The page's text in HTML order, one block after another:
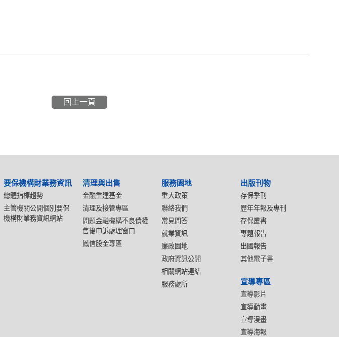
回上一頁
要保機構財業務資訊
總體指標趨勢
主管機關公開個別要保
機構財業務資訊網站
清理與出售
金融重建基金
清理及接管專區
問題金融機構不良債權
售後申訴處理窗口
鳳信股金專區
服務園地
重大政策
聯絡我們
常見問答
就業資訊
廉政園地
政府資訊公開
相關網站連結
服務處所
出版刊物
存保季刊
歷年年報及專刊
存保叢書
專題報告
出國報告
其他電子書
宣導專區
宣導影片
宣導動畫
宣導漫畫
宣導海報